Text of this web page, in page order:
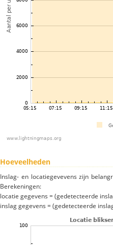
Hoeveelheden
Inslag- en locatiegevevens zijn
Berekeningen:
locatie gegevens = (gedetecteerde
inslag gegevens = (gedetecteerde